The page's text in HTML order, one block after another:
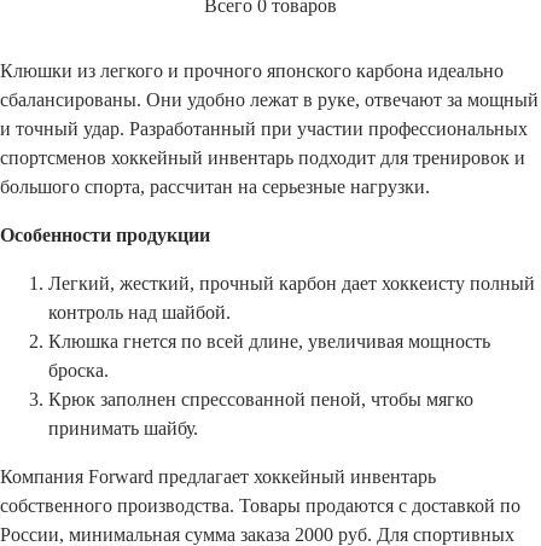
Москва и МО (14)
Нижегородская область (1)
Новосибирская область (3)
Омская область (5)
Республика Башкортостан (3)
Республика Татарстан (2)
Ростовская область (2)
Самарская область (1)
Саратовская область (1)
Свердловская область (5)
Ставропольский край (5)
Всего 0 товаров
Клюшки из легкого и прочного японского карбона идеально
сбалансированы. Они удобно лежат в руке, отвечают за мощный
и точный удар. Разработанный при участии профессиональных
спортсменов хоккейный инвентарь подходит для тренировок и
большого спорта, рассчитан на серьезные нагрузки.
Особенности продукции
Легкий, жесткий, прочный карбон дает хоккеисту полный
контроль над шайбой.
Клюшка гнется по всей длине, увеличивая мощность
броска.
Крюк заполнен спрессованной пеной, чтобы мягко
принимать шайбу.
Компания Forward предлагает хоккейный инвентарь
собственного производства. Товары продаются с доставкой по
России, минимальная сумма заказа 2000 руб. Для спортивных